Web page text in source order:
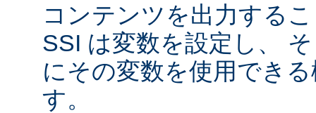
コンテンツを出力する
SSI は変数を設定し、
にその変数を使用でき
す。